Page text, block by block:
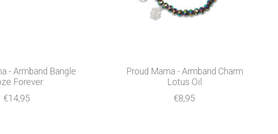
- Armband Bangle
Forever
€14,95
Proud Mama - Armband Charm
Lotus Oil
€8,95